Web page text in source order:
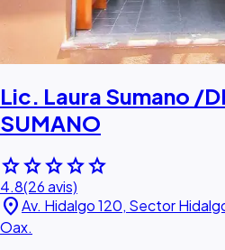
Lic. Laura Sumano /
SUMANO
starstarstarstarstar
4.8(26 avis)
location_onAv. Hidalgo 120, Sector
Oax.